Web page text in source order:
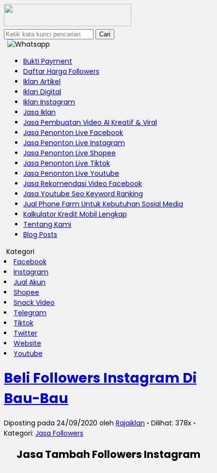
Cari
Bukti Payment
Daftar Harga Followers
Iklan Artikel
Iklan Digital
Iklan Instagram
Jasa Iklan
Jasa Pembuatan Video AI Kreatif & Viral
Jasa Penonton Live Facebook
Jasa Penonton Live Instagram
Jasa Penonton Live Shopee
Jasa Penonton Live Tiktok
Jasa Penonton Live Youtube
Jasa Rekomendasi Video Facebook
Jasa Youtube Seo Keyword Ranking
Jual Phone Farm Untuk Kebutuhan Sosial Media
Kalkulator Kredit Mobil Lengkap
Tentang Kami
Blog Posts
Kategori
Facebook
Instagram
Jual Akun
Shopee
Snack Video
Telegram
Tiktok
Twitter
Website
Youtube
Beli Followers Instagram Di
Bau-Bau
Diposting pada 24/09/2020 oleh Rajaiklan ◦ Dilihat: 378x ◦
Kategori: Jasa Followers
Jasa Tambah Followers Instagram